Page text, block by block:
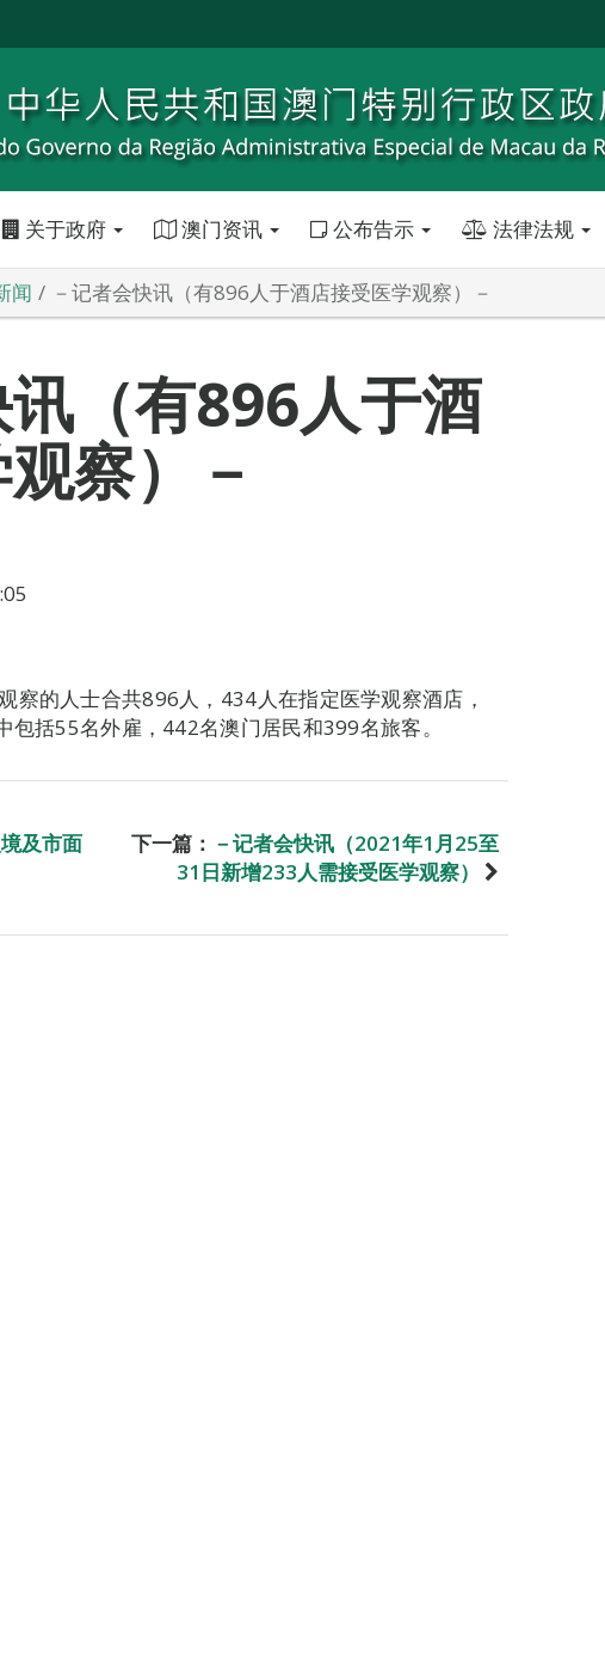
关于政府 澳门资讯 公布告示 法律法规
闻 －记者会快讯（有896人于酒店接受医学观察）－
讯（有896人于酒
察）－
察的人士合共896人，434人在指定医学观察酒店，
括55名外雇，442名澳门居民和399名旅客。
及市面
下一篇： －记者会快讯（2021年1月25至
31日新增233人需接受医学观察）